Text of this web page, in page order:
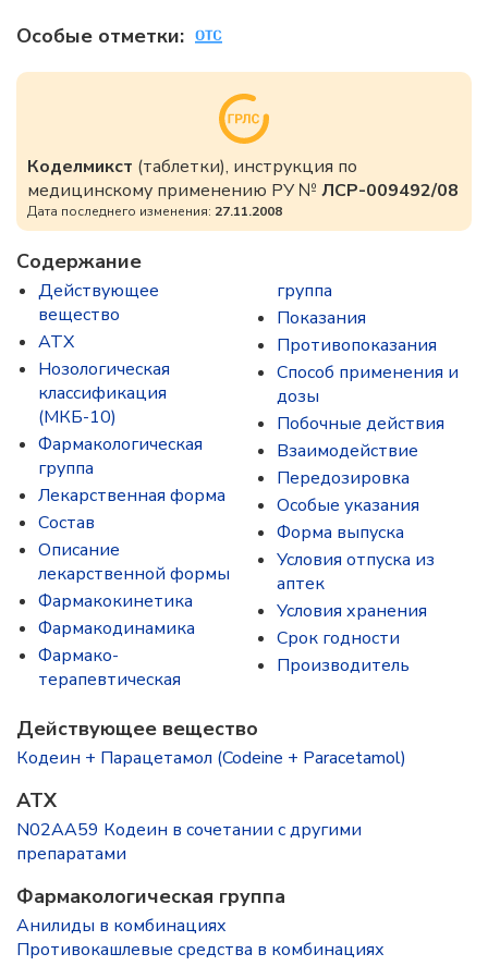
Особые отметки:
Коделмикст (таблетки), инструкция по
медицинскому применению РУ № ЛСР-009492/08
Дата последнего изменения: 27.11.2008
Содержание
Действующее
вещество
ATX
Нозологическая
классификация
(МКБ-10)
Фармакологическая
группа
Лекарственная форма
Состав
Описание
лекарственной формы
Фармакокинетика
Фармакодинамика
Фармако-
терапевтическая
группа
Показания
Противопоказания
Способ применения и
дозы
Побочные действия
Взаимодействие
Передозировка
Особые указания
Форма выпуска
Условия отпуска из
аптек
Условия хранения
Срок годности
Производитель
Действующее вещество
Кодеин + Парацетамол (Codeine + Paracetamol)
ATX
N02AA59 Кодеин в сочетании с другими
препаратами
Фармакологическая группа
Анилиды в комбинациях
Противокашлевые средства в комбинациях